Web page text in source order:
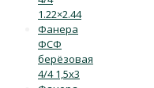
1.22×2.44
Фанера
ФСФ
берёзовая
4/4 1,5х3